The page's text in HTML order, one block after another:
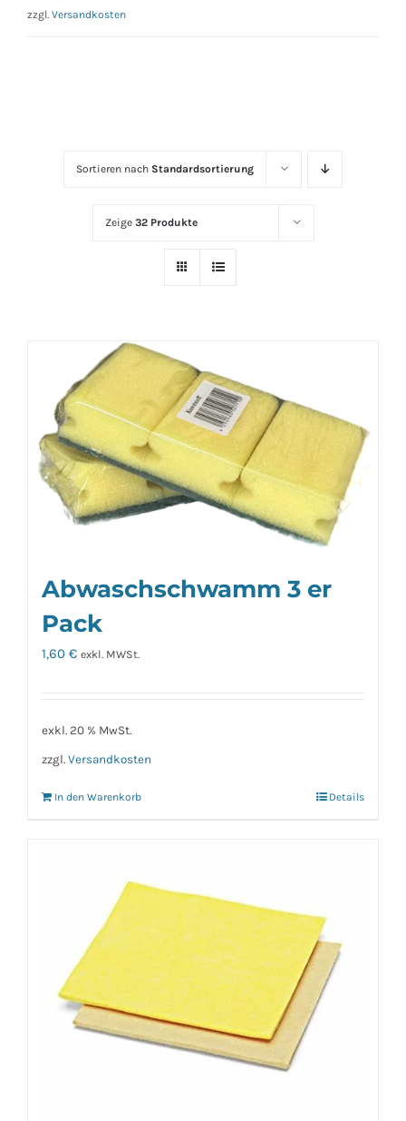
Sortieren nach Standardsortierung
Zeige 32 Produkte
Abwaschschwamm 3 er
Pack
1,60 € exkl. MWSt.
exkl. 20 % MwSt.
zzgl. Versandkosten
In den Warenkorb Details
zzgl. Versandkosten